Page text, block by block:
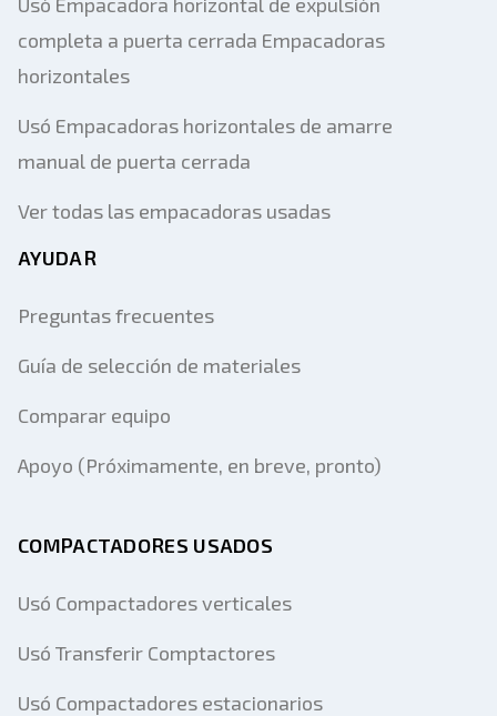
Nombre completo
Dirección de correo electrónico
móvil
Tu nombre completo
Información Adicional
Enviar
completa a puerta cerrada Empacadoras
horizontales
Usó Empacadoras horizontales de amarre
manual de puerta cerrada
Ver todas las empacadoras usadas
AYUDAR
Preguntas frecuentes
Guía de selección de materiales
Comparar equipo
Apoyo (Próximamente, en breve, pronto)
COMPACTADORES USADOS
Usó Compactadores verticales
Usó Transferir Comptactores
Usó Compactadores estacionarios